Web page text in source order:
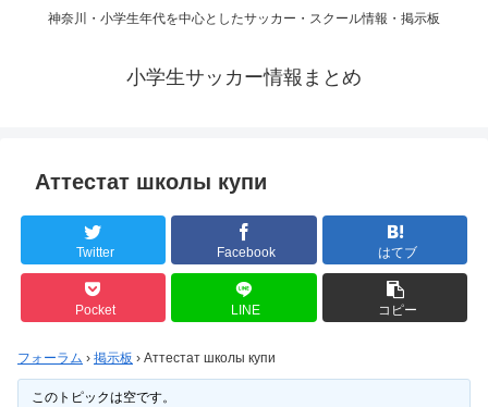
神奈川・小学生年代を中心としたサッカー・スクール情報・掲示板
小学生サッカー情報まとめ
Аттестат школы купи
Twitter Facebook はてブ
Pocket LINE コピー
フォーラム › 掲示板 › Аттестат школы купи
このトピックは空です。